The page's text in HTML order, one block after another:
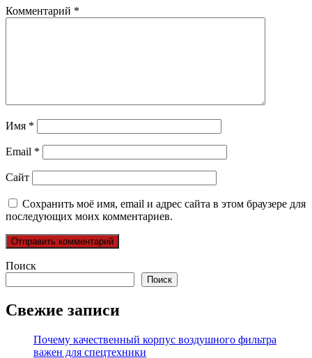
Комментарий *
Имя *
Email *
Сайт
Сохранить моё имя, email и адрес сайта в этом браузере для
последующих моих комментариев.
Поиск
Поиск
Свежие записи
Почему качественный корпус воздушного фильтра
важен для спецтехники